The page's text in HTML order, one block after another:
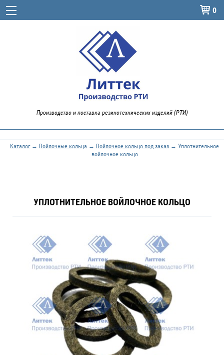
 0
Производство и поставка резинотехнических изделий (РТИ)
Каталог→ Войлочные кольца → Войлочное кольцо под заказ → Уплотнительное
войлочное кольцо
УПЛОТНИТЕЛЬНОЕ ВОЙЛОЧНОЕ КОЛЬЦО